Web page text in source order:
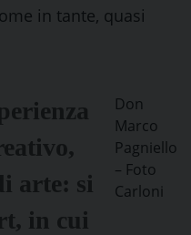
in tante, quasi
Don
Marco
Pagniello
– Foto
Carloni
arte: si
in cui